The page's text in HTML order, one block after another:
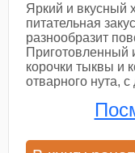
Яркий и вкусный
питательная
разнообразит
Приготовленный
корочки тыквы и
отварного нута,